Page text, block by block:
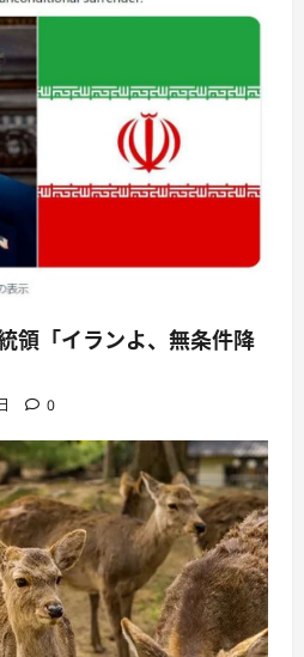
領「イランよ、無条件降
0